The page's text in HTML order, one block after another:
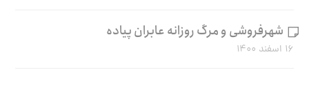
شهرفروشی و مرگ روزانه عابران پیاده
۱۶ اسفند ۱۴۰۰